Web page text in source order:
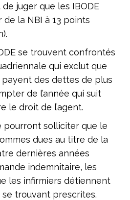
de juger que les IBODE
la NBI à 13 points
se trouvent confrontés
qui exclut que
payent des dettes de plus
de l’année qui suit
le droit de l’agent.
pourront solliciter que le
dues au titre de la
dernières années
indemnitaire, les
les infirmiers détiennent
trouvant prescrites.